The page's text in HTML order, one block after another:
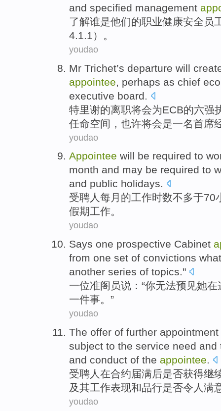
and specified management
了解谁是他们的职业健康安全 员
4.1.1）。
youdao
Mr Trichet’s departure will
appointee
perhaps as chief
executive board
特里谢的离职将会为ECB的六强
任命空间 ， 也许将会是一名首席
youdao
Appointee will be required to
month and may be required to
and public holidays.
受聘人 每月 的工作时数不多于70
假期工作。
youdao
Says one prospective Cabinet
from one set of convictions what
another series of topics."
一位准阁员说 ：“你无法预见她在
一件事。”
youdao
The offer of further appointment
subject to the service need and
and conduct of the appointee.
受聘人 在合约届满后是否获得继
及其工作表现和品行是否令人 满
youdao